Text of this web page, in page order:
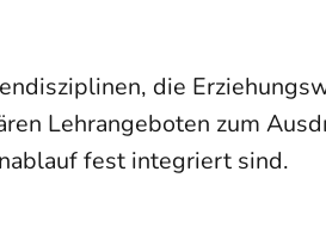
die
Lehrangeboten zum
fest integriert sind.